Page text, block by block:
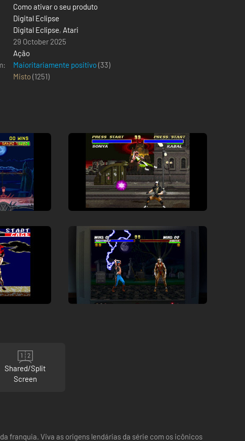
Como ativar o seu produto
Digital Eclipse
Digital Eclipse, Atari
29 October 2025
Ação
Maioritariamente positivo(33)
Misto(1251)
Shared/Split
Screen
franquia. Viva as origens lendárias da série com os icônicos